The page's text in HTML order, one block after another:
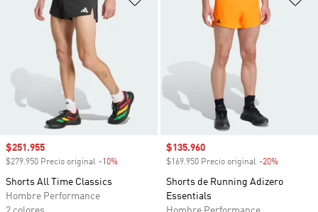
Precio de venta
$251.955
$279.950 Precio original -10%
Shorts All Time Classics
Hombre Performance
Precio de venta
$135.960
$169.950 Precio original -20%
Shorts de Running Adizero
Essentials